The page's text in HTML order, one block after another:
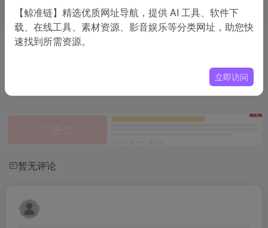
相关导航
暂无评论
【鲸准链】精选优质网址导航，提供 AI 工具、软件下
载、在线工具、素材资源、影音娱乐等分类网址，助您快
速找到所需资源。
立即访问